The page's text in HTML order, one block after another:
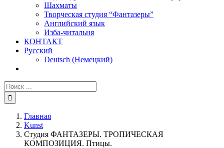
Шахматы
Творческая студия “Фантазеры”
Английский язык
Изба-читальня
КОНТАКТ
Русский
Deutsch (Немецкий)
Главная
Kunst
Студия ФАНТАЗЕРЫ. ТРОПИЧЕСКАЯ
КОМПОЗИЦИЯ. Птицы.